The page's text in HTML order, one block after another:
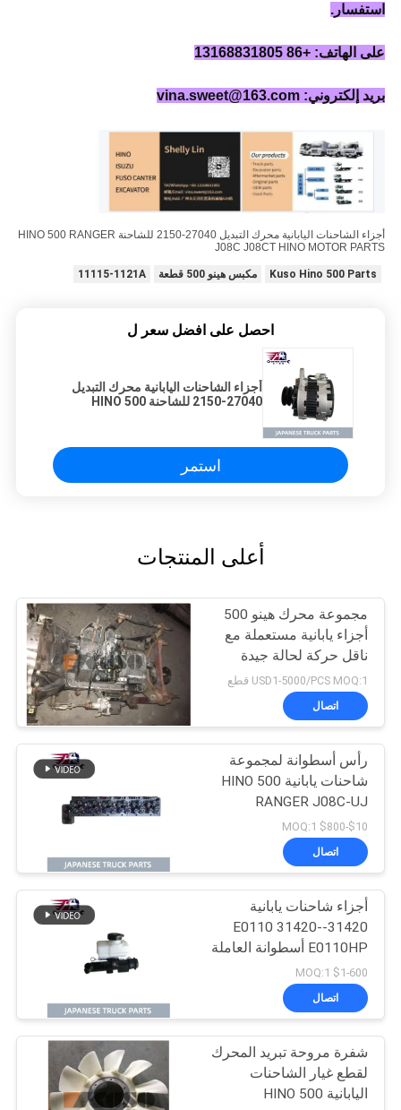
استفسار.
على الهاتف: +86 13168831805
بريد إلكتروني: vina.sweet@163.com
أجزاء الشاحنات اليابانية محرك التبديل 27040-2150 للشاحنة HINO 500 RANGER
J08C J08CT HINO MOTOR PARTS
Kuso Hino 500 Parts مكبس هينو 500 قطعة 11115-1121A
احصل على افضل سعر ل
أجزاء الشاحنات اليابانية محرك التبديل
27040-2150 للشاحنة HINO 500
استمر
أعلى المنتجات
مجموعة محرك هينو 500
أجزاء يابانية مستعملة مع
ناقل حركة لحالة جيدة
HINO 500 Range J08CT
USD1-5000/PCS MOQ:1 قطع
اتصال
رأس أسطوانة لمجموعة
شاحنات يابانية HINO 500
RANGER J08C-UJ
J08CT OEM 11101-
E0541
$10-$800 MOQ:1
اتصال
أجزاء شاحنات يابانية
31420-E0110 31420-
E0110HP أسطوانة العاملة
للمشبك لـ HINO 500 J08E
$1-600 MOQ:1
اتصال
شفرة مروحة تبريد المحرك
لقطع غيار الشاحنات
اليابانية HINO 500